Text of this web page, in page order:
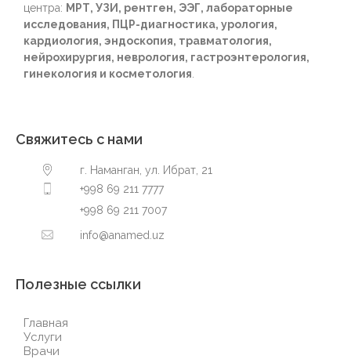
центра: МРТ, УЗИ, рентген, ЭЭГ, лабораторные
исследования, ПЦР-диагностика, урология,
кардиология, эндоскопия, травматология,
нейрохирургия, неврология, гастроэнтерология,
гинекология и косметология
Свяжитесь с нами
г. Наманган, ул. Ибрат, 21
+998 69 211 7777
+998 69 211 7007
info@anamed.uz
Полезные ссылки
Главная
Услуги
Врачи